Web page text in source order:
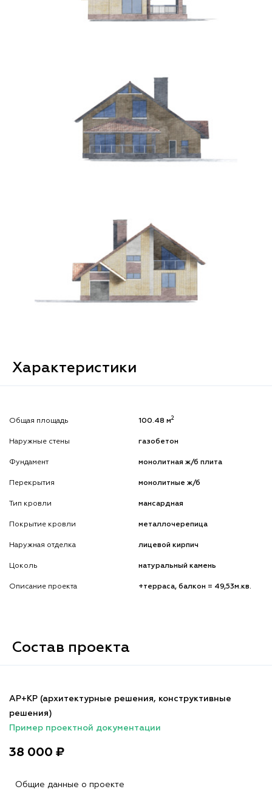
Характеристики
Общая площадь 100.48 м2
Наружные стены газобетон
Фундамент монолитная ж/б плита
Перекрытия монолитные ж/б
Тип кровли мансардная
Покрытие кровли металлочерепица
Наружная отделка лицевой кирпич
Цоколь натуральный камень
Описание проекта +терраса, балкон = 49,53м.кв.
Состав проекта
АР+КР (архитектурные решения, конструктивные
решения)
Пример проектной документации
38 000 ₽
Общие данные о проекте